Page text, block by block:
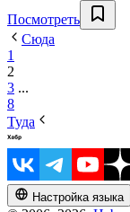
Посмотреть
Сюда
1
2
3 ...
8
Туда
Настройка языка